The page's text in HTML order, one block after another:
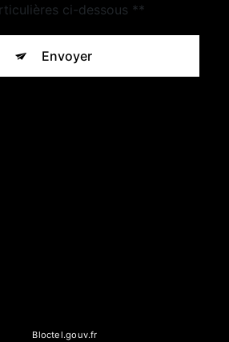
ci-dessous **
Envoyer
Bloctel.gouv.fr. Consultez le site